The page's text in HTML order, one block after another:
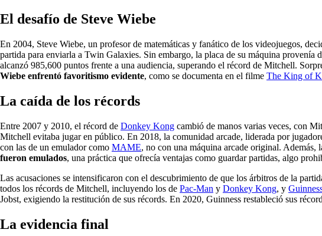
El desafío de Steve Wiebe
En 2004, Steve Wiebe, un profesor de matemáticas y fanático de los videojuegos,
partida para enviarla a Twin Galaxies. Sin embargo, la placa de su máquina
alcanzó 985,600 puntos frente a una audiencia, superando el récord de Mitchell.
Wiebe enfrentó favoritismo evidente, como se documenta en el filme The King of
La caída de los récords
Entre 2007 y 2010, el récord de Donkey Kong cambió de manos varias veces, con
Mitchell evitaba jugar en público. En 2018, la comunidad arcade, liderada por
con las de un emulador como MAME, no con una máquina arcade original.
fueron emulados, una práctica que ofrecía ventajas como guardar partidas, algo
Las acusaciones se intensificaron con el descubrimiento de que los árbitros de la
todos los récords de Mitchell, incluyendo los de Pac-Man y Donkey Kong, y
Jobst, exigiendo la restitución de sus récords. En 2020, Guinness restableció sus
La evidencia final